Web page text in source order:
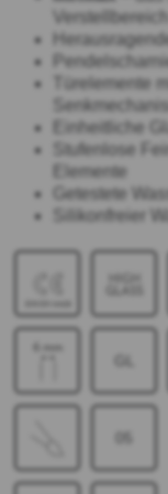
Verstellbereich
Türelemente
Einheitliche
Stufenlose
Elemente
Getestete
Silikonfreier